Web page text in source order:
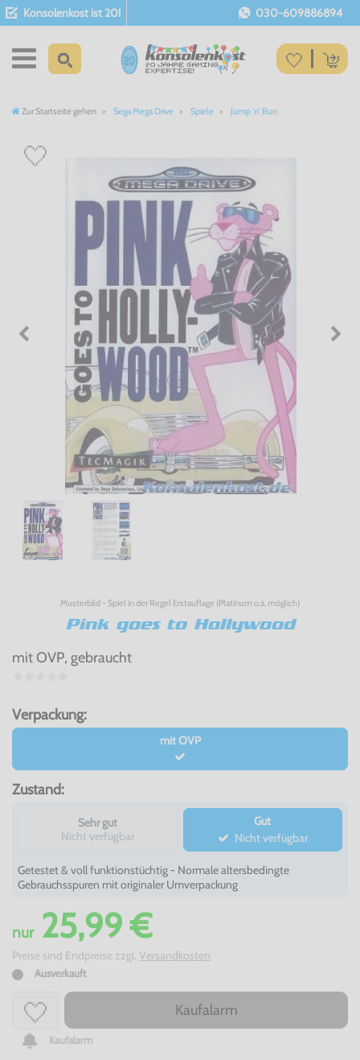
Konsolenkost ist 20! 030-609886894
Zur Startseite gehen Sega Mega Drive Spiele Jump 'n' Run
Musterbild - Spiel in der Regel Erstauflage (Platinum o.ä. möglich)
Pink goes to Hollywood
mit OVP, gebraucht
Verpackung:
mit OVP
Zustand:
Sehr gut
Nicht verfügbar
Gut
Nicht verfügbar
Getestet & voll funktionstüchtig - Normale altersbedingte
Gebrauchsspuren mit originaler Umverpackung
nur25,99 €
Preise sind Endpreise zzgl. Versandkosten
Ausverkauft
Kaufalarm
Kaufalarm